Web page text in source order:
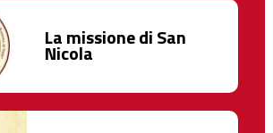
La missione di San
Nicola